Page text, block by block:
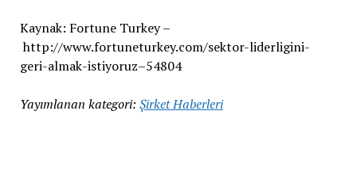
Kaynak: Fortune Turkey –
http://www.fortuneturkey.com/sektor-liderligini-
geri-almak-istiyoruz–54804
Yayımlanan kategori: Şirket Haberleri